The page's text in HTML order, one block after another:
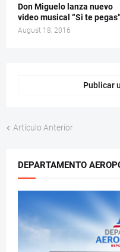
Don Miguelo lanza nuevo
video musical “Si te pegas”
August 18, 2016
Publicar
Artículo Anterior
DEPARTAMENTO